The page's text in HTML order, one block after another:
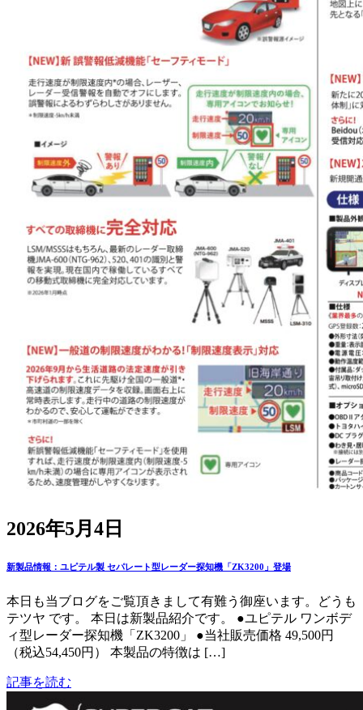
2026年5月4日
新製品情報：ユピテル製 セパレート型レーダー探知機「ZK3200」登場
本日も当ブログをご覧頂きまして有難う御座います。どうも
テツヤ です。 本日は新製品紹介です。 ●ユピテル ワンボデ
ィ型レーダー探知機「ZK3200」 ●当社販売価格 49,500円
（税込54,450円） 本製品の特徴は […]
記事を読む